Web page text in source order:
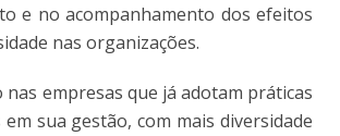
e no acompanhamento dos efeitos
nas organizações.
nas empresas que já adotam práticas
em sua gestão, com mais diversidade